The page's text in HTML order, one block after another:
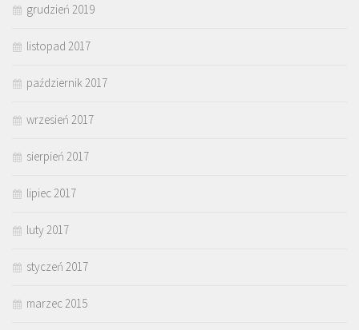
grudzień 2019
listopad 2017
październik 2017
wrzesień 2017
sierpień 2017
lipiec 2017
luty 2017
styczeń 2017
marzec 2015